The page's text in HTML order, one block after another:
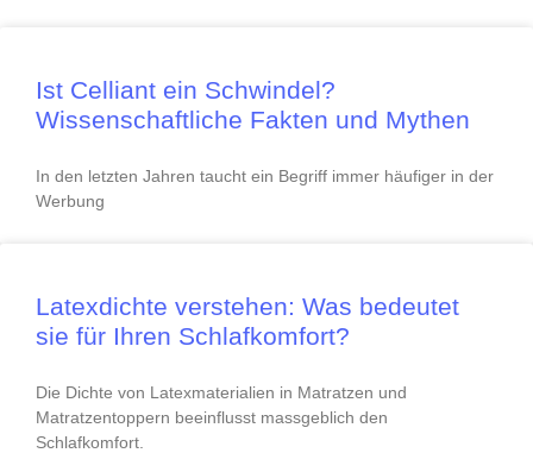
Ist Celliant ein Schwindel?
Wissenschaftliche Fakten und Mythen
In den letzten Jahren taucht ein Begriff immer häufiger in der
Werbung
Latexdichte verstehen: Was bedeutet
sie für Ihren Schlafkomfort?
Die Dichte von Latexmaterialien in Matratzen und
Matratzentoppern beeinflusst massgeblich den
Schlafkomfort.